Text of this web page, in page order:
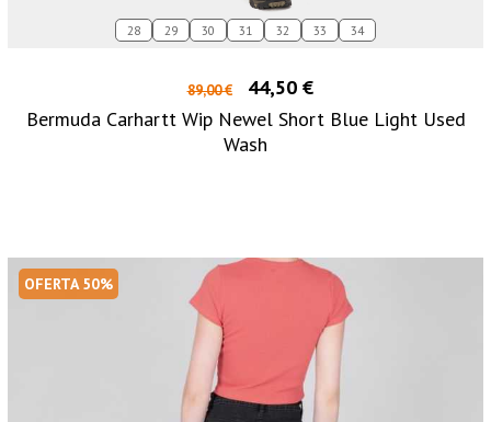
28 29 30 31 32 33 34
89,00 €
44,50 €
Bermuda Carhartt Wip Newel Short Blue Light Used
Wash
OFERTA 50%